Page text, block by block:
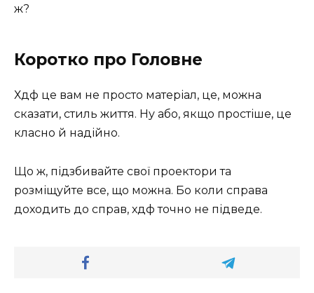
ж?
Коротко про Головне
Хдф це вам не просто матеріал, це, можна
сказати, стиль життя. Ну або, якщо простіше, це
класно й надійно.
Що ж, підзбивайте свої проектори та
розміщуйте все, що можна. Бо коли справа
доходить до справ, хдф точно не підведе.